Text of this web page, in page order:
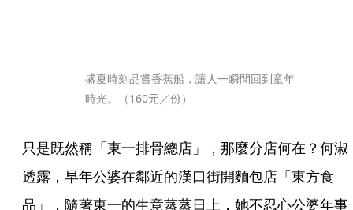
盛夏時刻品嘗香蕉船，讓人一瞬間回到童年
時光。（160元／份）
只是既然稱「東一排骨總店」，那麼分店何在？何淑
透露，早年公婆在鄰近的漢口街開麵包店「東方食
品」，隨著東一的生意蒸蒸日上，她不忍心公婆年事